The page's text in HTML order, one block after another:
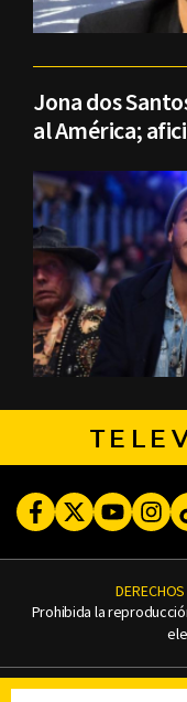
Jona dos
al América;
FacebookTwitterYoutube
Prohibida la